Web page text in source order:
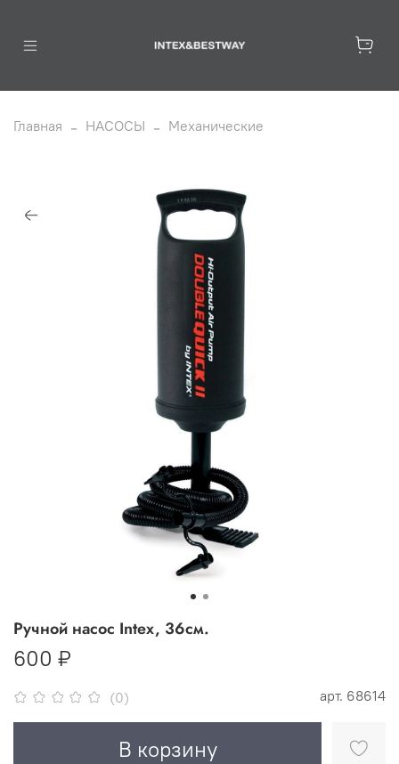
Главная НАСОСЫ Механические
(0) арт. 68614
Ручной насос Intex, 36см.
600 ₽
В корзину